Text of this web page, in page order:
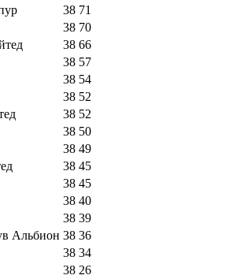
38 71
38 70
38 66
38 57
38 54
38 52
38 52
38 50
38 49
38 45
38 45
38 40
38 39
Альбион 38 36
38 34
38 26